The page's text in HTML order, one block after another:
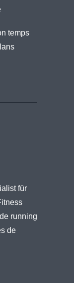
temps
für
running
de